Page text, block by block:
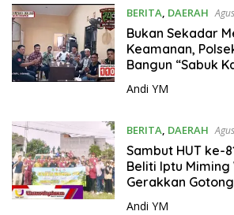
y
a
t
BERITA, DAERAH
Bukan Sekadar
Keamanan,
Bangun “Sabuk
Bersama
Andi YM
BERITA, DAERAH
Sambut HUT ke-
Beliti Iptu Miming
Gerakkan
Lingkungan
Andi YM